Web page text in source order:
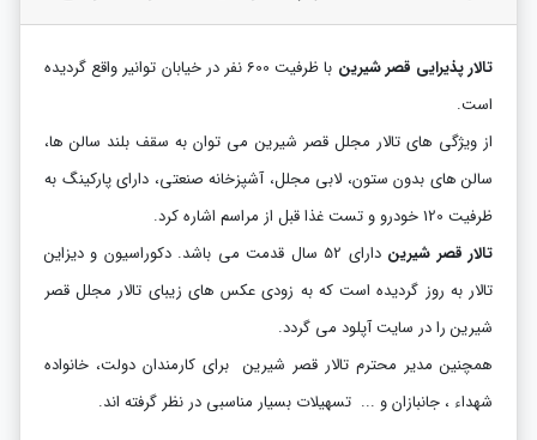
تالار پذیرایی قصر شیرین
با ظرفیت 600 نفر در خیابان توانیر واقع گردیده
است.
از ویژگی های تالار مجلل قصر شیرین می توان به سقف بلند سالن ها،
سالن های بدون ستون، لابی مجلل، آشپزخانه صنعتی، دارای پارکینگ به
ظرفیت 120 خودرو و
تست غذا قبل از مراسم اشاره کرد.
تالار قصر شیرین
دارای 52 سال قدمت می باشد. دکوراسیون و دیزاین
تالار به روز گردیده است که به زودی عکس های زیبای تالار مجلل قصر
شیرین را در سایت آپلود می گردد.
همچنین مدیر محترم تالار قصر شیرین برای کارمندان دولت، خانواده
شهداء ، جانبازان و ... تسهیلات بسیار مناسبی در نظر گرفته اند.